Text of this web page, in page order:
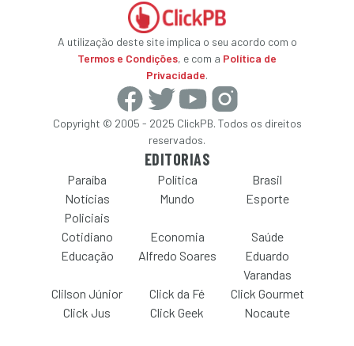
A utilização deste site implica o seu acordo com o
Termos e Condições, e com a Política de
Privacidade.
Copyright © 2005 - 2025 ClickPB. Todos os direitos
reservados.
EDITORIAS
Paraíba Política
Brasil
Notícias
Policiais
Mundo Esporte
Cotidiano Economia
Saúde
Educação
Alfredo Soares
Eduardo
Varandas
Clilson Júnior
Click da Fé
Click Gourmet
Click Jus
Click Geek Nocaute